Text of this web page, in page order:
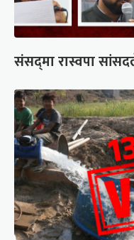
संसद्‍मा रास्वपा